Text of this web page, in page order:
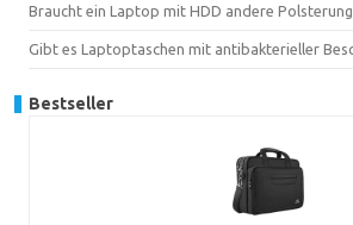
Braucht ein Laptop mit HDD andere Polsterung
Gibt es Laptoptaschen mit antibakterieller
Bestseller